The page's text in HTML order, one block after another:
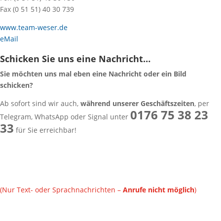
Fax (0 51 51) 40 30 739
www.team-weser.de
eMail
Schicken Sie uns eine Nachricht…
Sie möchten uns mal eben eine Nachricht oder ein Bild
schicken?
Ab sofort sind wir auch, während unserer Geschäftszeiten, per
Telegram, WhatsApp oder Signal unter 0176 75 38 23
33 für Sie erreichbar!
(Nur Text- oder Sprachnachrichten – Anrufe nicht möglich)